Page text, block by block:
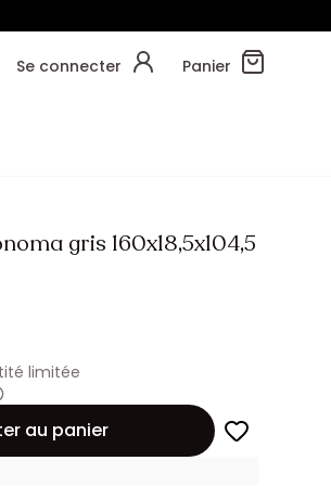
Se connecter Panier
gris 160x18,5x104,5
limitée
au panier